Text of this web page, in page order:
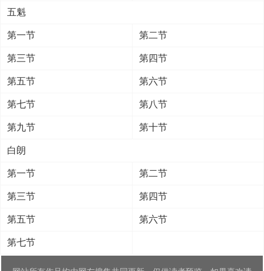
五魁
第一节 第二节
第三节 第四节
第五节 第六节
第七节 第八节
第九节 第十节
白朗
第一节 第二节
第三节 第四节
第五节 第六节
第七节